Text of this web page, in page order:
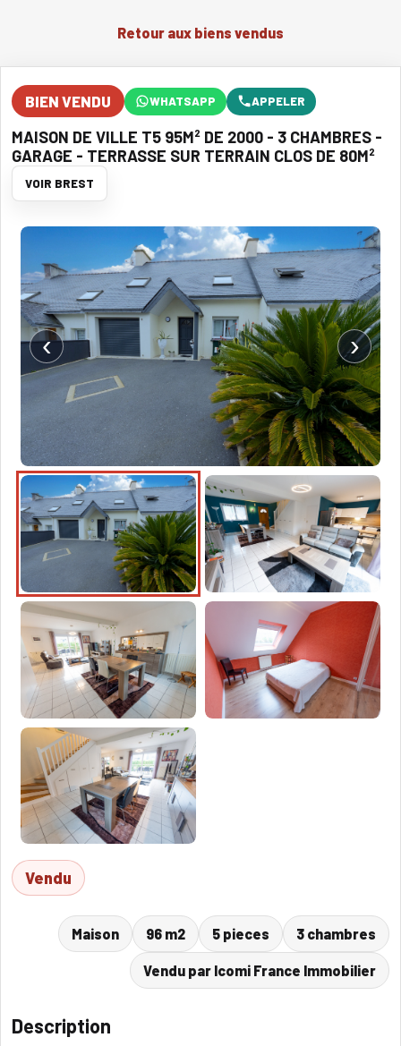
Retour aux biens vendus
BIEN VENDU WHATSAPP APPELER
MAISON DE VILLE T5 95M² DE 2000 - 3 CHAMBRES -
GARAGE - TERRASSE SUR TERRAIN CLOS DE 80M²
VOIR BREST
‹ ›
Vendu
Maison 96 m2 5 pieces 3 chambres
Vendu par Icomi France Immobilier
Description